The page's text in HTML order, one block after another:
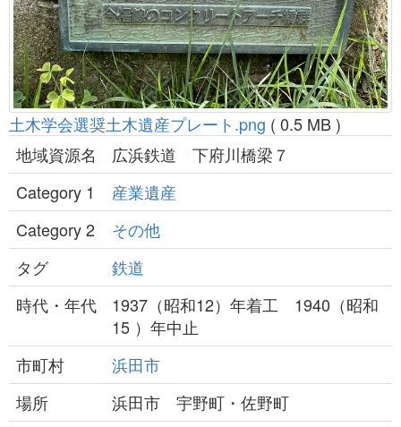
土木学会選奨土木遺産プレート.png ( 0.5 MB )
地域資源名
広浜鉄道 下府川橋梁７
Category 1
産業遺産
Category 2
その他
タグ
鉄道
時代・年代
1937（昭和12）年着工 1940（昭和
15 ）年中止
市町村
浜田市
場所
浜田市 宇野町・佐野町